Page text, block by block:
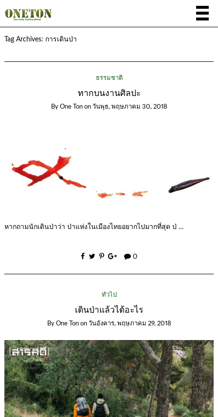
Tag Archives: การเดินป่า
ธรรมชาติ
ทากบนงานศิลปะ
By One Ton on วันพุธ, พฤษภาคม 30, 2018
หากถามนักเดินป่าว่า ป่าแห่งในเมืองไทยอยากไปมากที่สุด ป่ …
0
ทั่วไป
เดินป่าแล้วได้อะไร
By One Ton on วันอังคาร, พฤษภาคม 29, 2018